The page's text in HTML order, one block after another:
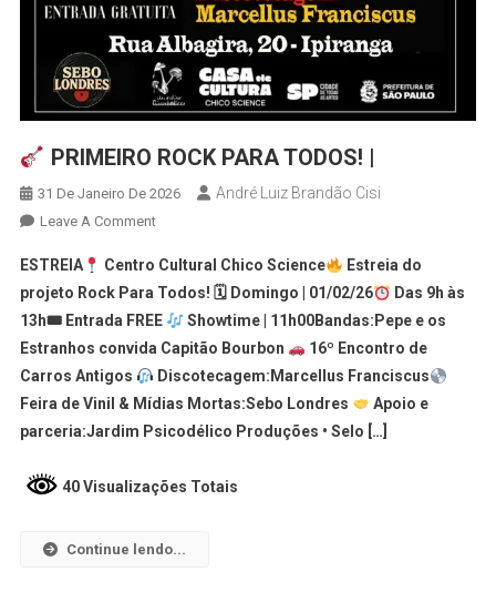
PRIMEIRO ROCK PARA TODOS! |
31 De Janeiro De 2026 André Luiz Brandão Cisi
Leave A Comment
ESTREIA Centro Cultural Chico Science
Estreia do
projeto Rock Para Todos! 🗓 Domingo | 01/02/26
Das 9h às
13h🎟 Entrada FREE
Showtime | 11h00Bandas:Pepe e os
Estranhos convida Capitão Bourbon
16º Encontro de
Carros Antigos
Discotecagem:Marcellus Franciscus
Feira de Vinil & Mídias Mortas:Sebo Londres
Apoio e
parceria:Jardim Psicodélico Produções • Selo […]
40 Visualizações Totais
Continue lendo...